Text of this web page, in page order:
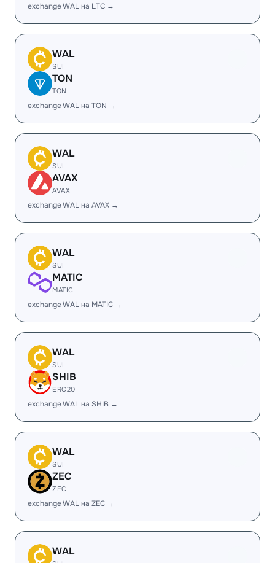
exchange WAL на LTC →
WAL
SUI
TON
TON
exchange WAL на TON →
WAL
SUI
AVAX
AVAX
exchange WAL на AVAX →
WAL
SUI
MATIC
MATIC
exchange WAL на MATIC →
WAL
SUI
SHIB
ERC20
exchange WAL на SHIB →
WAL
SUI
ZEC
ZEC
exchange WAL на ZEC →
WAL